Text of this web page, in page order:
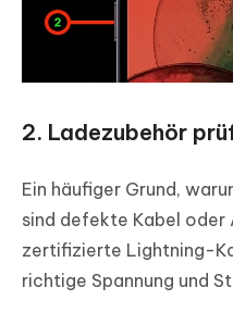
2. Ladezubehör
Ein häufiger Grund,
sind defekte Kabel
zertifizierte Lightning-
richtige Spannung und